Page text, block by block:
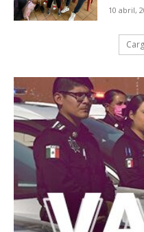
10 abril,